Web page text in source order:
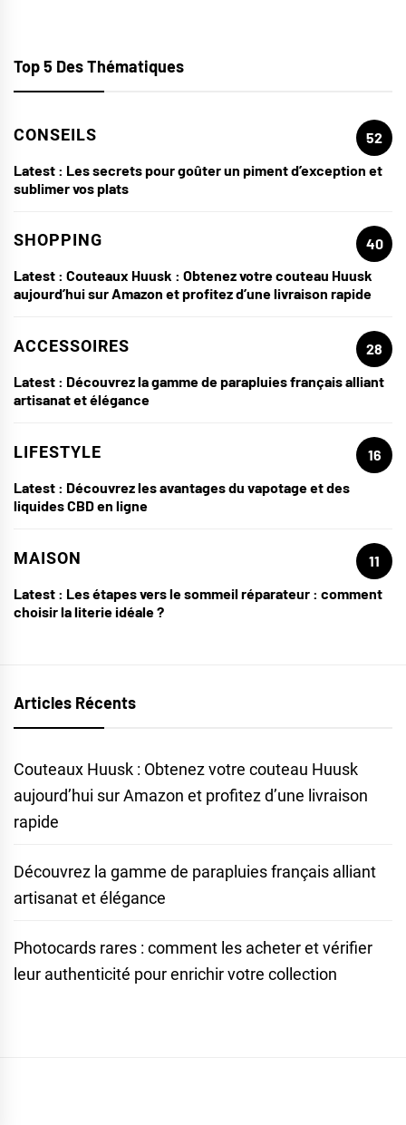
Top 5 Des Thématiques
CONSEILS
52
Latest : Les secrets pour goûter un piment d’exception et
sublimer vos plats
SHOPPING
40
Latest : Couteaux Huusk : Obtenez votre couteau Huusk
aujourd’hui sur Amazon et profitez d’une livraison rapide
ACCESSOIRES
28
Latest : Découvrez la gamme de parapluies français alliant
artisanat et élégance
LIFESTYLE
16
Latest : Découvrez les avantages du vapotage et des
liquides CBD en ligne
MAISON
11
Latest : Les étapes vers le sommeil réparateur : comment
choisir la literie idéale ?
Articles Récents
Couteaux Huusk : Obtenez votre couteau Huusk
aujourd’hui sur Amazon et profitez d’une livraison
rapide
Découvrez la gamme de parapluies français alliant
artisanat et élégance
Photocards rares : comment les acheter et vérifier
leur authenticité pour enrichir votre collection